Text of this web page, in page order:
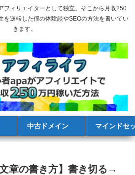
フィリエイターとして独立。そこから月収250
を逆転した僕の体験談やSEOの方法を書いてい
きます。
中古ドメイン マインドセ
章の書き方】書き切る→